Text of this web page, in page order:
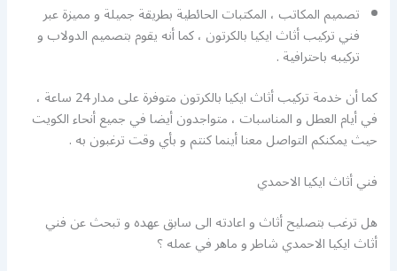
تصميم المكاتب ، المكتبات الحائطية بطريقة جميلة و مميزة عبر
فني تركيب أثاث ايكيا بالكرتون ، كما أنه يقوم بتصميم الدولاب و
تركيبه باحترافية .
كما أن خدمة تركيب أثاث ايكيا بالكرتون متوفرة على مدار 24 ساعة ،
في أيام العطل و المناسبات ، متواجدون أيضا في جميع أنحاء الكويت
حيث يمكنكم التواصل معنا أينما كنتم و بأي وقت ترغبون به .
فني أثاث ايكيا الاحمدي
هل ترغب بتصليح أثاث و اعادته الى سابق عهده و تبحث عن فني
أثاث ايكيا الاحمدي شاطر و ماهر في عمله ؟